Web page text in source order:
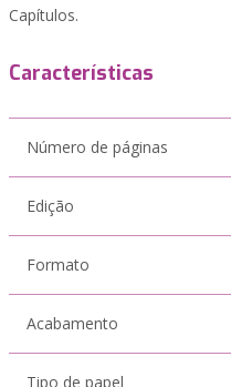
Capítulos.
Características
Número de páginas
Edição
Formato
Acabamento
Tipo de papel